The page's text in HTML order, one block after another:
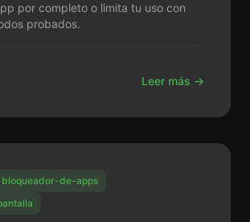
por completo o limita tu uso con
probados.
Leer más →
bloqueador-de-apps